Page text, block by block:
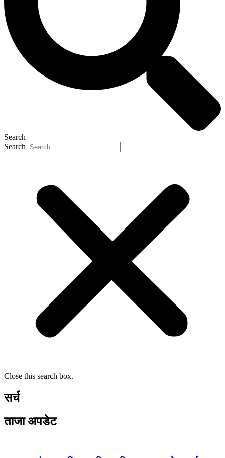
Search
Search
Close this search box.
सर्च
ताजा अपडेट